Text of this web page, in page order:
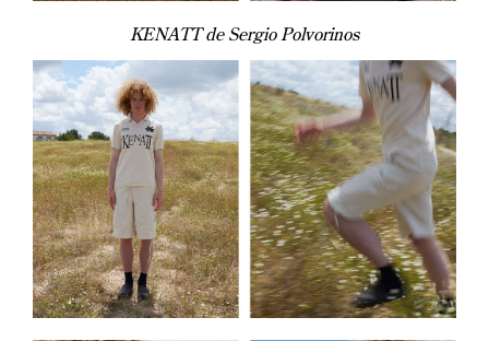
KENATT de Sergio Polvorinos